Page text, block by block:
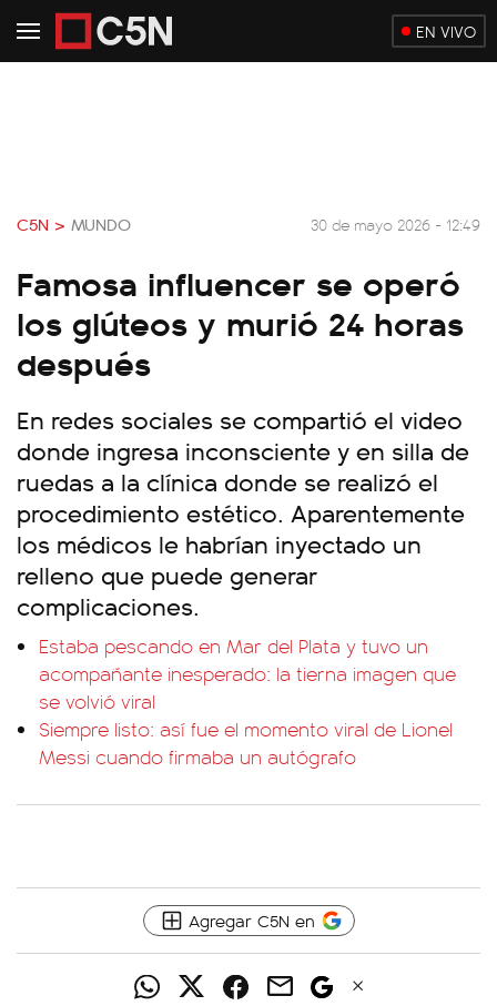
EN VIVO
C5N > MUNDO 30 de mayo 2026 - 12:49
Famosa influencer se operó
los glúteos y murió 24 horas
después
En redes sociales se compartió el video
donde ingresa inconsciente y en silla de
ruedas a la clínica donde se realizó el
procedimiento estético. Aparentemente
los médicos le habrían inyectado un
relleno que puede generar
complicaciones.
Estaba pescando en Mar del Plata y tuvo un
acompañante inesperado: la tierna imagen que
se volvió viral
Siempre listo: así fue el momento viral de Lionel
Messi cuando firmaba un autógrafo
Agregar C5N en